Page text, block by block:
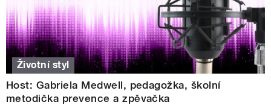
Životní styl
Host: Gabriela Medwell, pedagožka, školní
metodička prevence a zpěvačka